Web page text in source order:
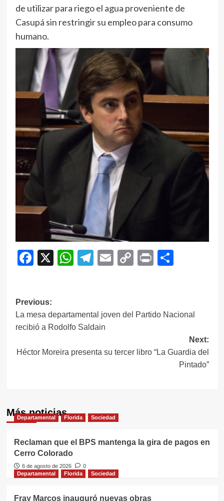
de utilizar para riego el agua proveniente de
Casupá sin restringir su empleo para consumo
humano.
Facebook
X WhatsApp
Telegram
EmailCopy
Print
Navegación
de
Previous:
La mesa departamental joven del Partido Nacional
recibió a Rodolfo Saldain
Next:
Héctor Moreira presenta su tercer libro “La Guardia del
Pintado”
Más noticias
Departamental Florida Sociedad
Reclaman que el BPS mantenga la gira de pagos en
Cerro Colorado
6 de agosto de 2026
0
Departamental
Florida Sociedad
Fray Marcos inauguró nuevas obras